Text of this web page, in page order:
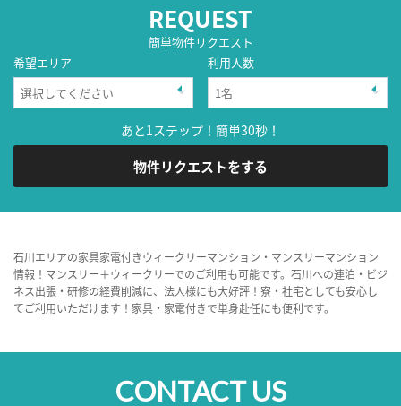
REQUEST
簡単物件リクエスト
希望エリア
利用人数
あと1ステップ！簡単30秒！
物件リクエストをする
石川エリアの家具家電付きウィークリーマンション・マンスリーマンション
情報！マンスリー＋ウィークリーでのご利用も可能です。石川への連泊・ビジ
ネス出張・研修の経費削減に、法人様にも大好評！寮・社宅としても安心し
てご利用いただけます！家具・家電付きで単身赴任にも便利です。
CONTACT US